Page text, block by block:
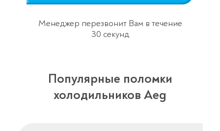
Менеджер перезвонит Вам в течение
30 секунд
Популярные поломки
холодильников Aeg